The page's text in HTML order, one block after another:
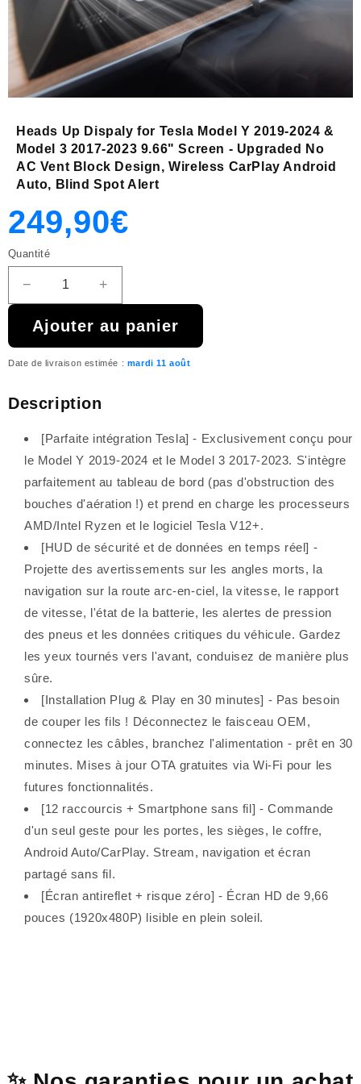
Heads Up Dispaly for Tesla Model Y 2019-2024 &
Model 3 2017-2023 9.66" Screen - Upgraded No
AC Vent Block Design, Wireless CarPlay Android
Auto, Blind Spot Alert
Prix
habituel
Prix
promotionnel
249,90€
Quantité
Réduire
la
quantité
{{
−
Augmenter
la
quantité
{{
+
Ajouter au panier
Date de livraison estimée : mardi 11 août
Description
[Parfaite intégration Tesla] - Exclusivement conçu pour
le Model Y 2019-2024 et le Model 3 2017-2023. S'intègre
parfaitement au tableau de bord (pas d'obstruction des
bouches d'aération !) et prend en charge les processeurs
AMD/Intel Ryzen et le logiciel Tesla V12+.
[HUD de sécurité et de données en temps réel] -
Projette des avertissements sur les angles morts, la
navigation sur la route arc-en-ciel, la vitesse, le rapport
de vitesse, l'état de la batterie, les alertes de pression
des pneus et les données critiques du véhicule. Gardez
les yeux tournés vers l'avant, conduisez de manière plus
sûre.
[Installation Plug & Play en 30 minutes] - Pas besoin
de couper les fils ! Déconnectez le faisceau OEM,
connectez les câbles, branchez l'alimentation - prêt en 30
minutes. Mises à jour OTA gratuites via Wi-Fi pour les
futures fonctionnalités.
[12 raccourcis + Smartphone sans fil] - Commande
d'un seul geste pour les portes, les sièges, le coffre,
Android Auto/CarPlay. Stream, navigation et écran
partagé sans fil.
[Écran antireflet + risque zéro] - Écran HD de 9,66
pouces (1920x480P) lisible en plein soleil.